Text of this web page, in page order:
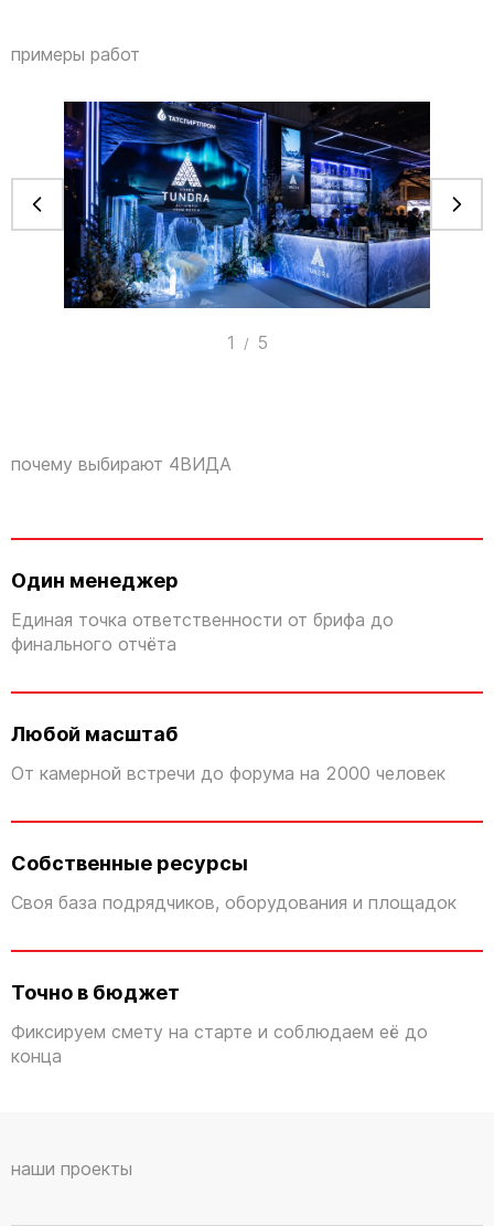
примеры работ
1 / 5
почему выбирают 4ВИДА
Один менеджер
Единая точка ответственности от брифа до
финального отчёта
Любой масштаб
От камерной встречи до форума на 2000 человек
Собственные ресурсы
Своя база подрядчиков, оборудования и площадок
Точно в бюджет
Фиксируем смету на старте и соблюдаем её до
конца
наши проекты